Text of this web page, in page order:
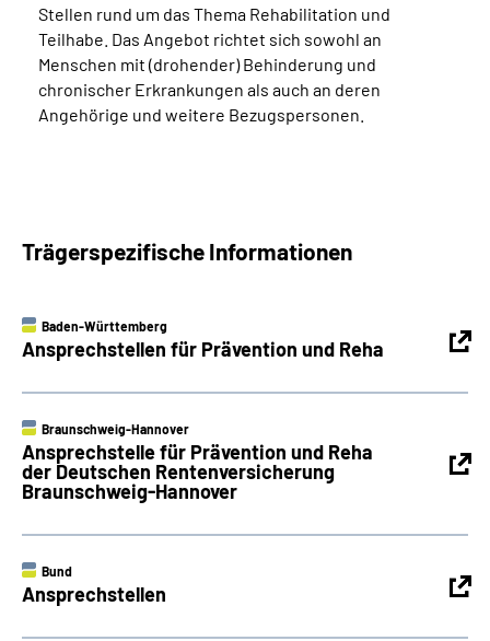
Stellen rund um das Thema Rehabilitation und
Teilhabe. Das Angebot richtet sich sowohl an
Menschen mit (drohender) Behinderung und
chronischer Erkrankungen als auch an deren
Angehörige und weitere Bezugspersonen.
Trägerspezifische Informationen
Baden-Württemberg
Ansprechstellen für Prävention und Reha
Braunschweig-Hannover
Ansprechstelle für Prävention und Reha
der Deutschen Rentenversicherung
Braunschweig-Hannover
Bund
Ansprechstellen